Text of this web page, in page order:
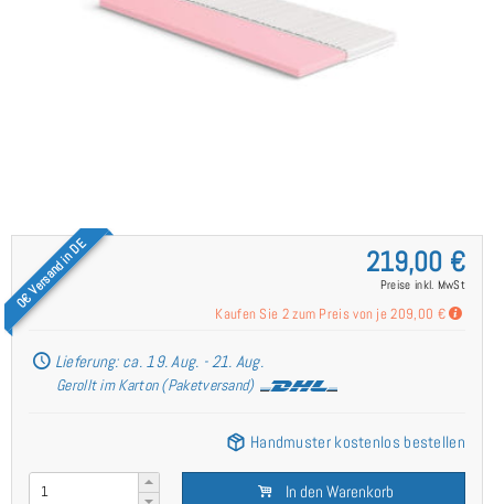
0€ Versand in DE 219,00 €
Preise inkl. MwSt
Kaufen Sie 2 zum Preis von je209,00 €
Lieferung: ca. 19. Aug. - 21. Aug.
Gerollt im Karton (Paketversand)
Handmuster kostenlos bestellen
In den Warenkorb